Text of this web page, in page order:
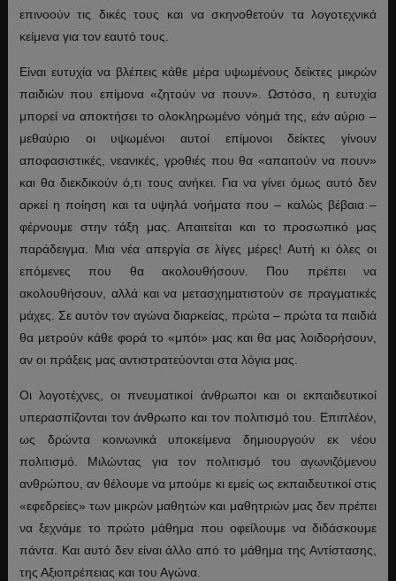
επινοούν τις δικές τους και να σκηνοθετούν τα λογοτεχνικά
κείμενα για τον εαυτό τους.
Είναι ευτυχία να βλέπεις κάθε μέρα υψωμένους δείκτες μικρών
παιδιών που επίμονα «ζητούν να πουν». Ωστόσο, η ευτυχία
μπορεί να αποκτήσει το ολοκληρωμένο νόημά της, εάν αύριο –
μεθαύριο οι υψωμένοι αυτοί επίμονοι δείκτες γίνουν
αποφασιστικές, νεανικές, γροθιές που θα «απαιτούν να πουν»
και θα διεκδικούν ό,τι τους ανήκει. Για να γίνει όμως αυτό δεν
αρκεί η ποίηση και τα υψηλά νοήματα που – καλώς βέβαια –
φέρνουμε στην τάξη μας. Απαιτείται και το προσωπικό μας
παράδειγμα. Μια νέα απεργία σε λίγες μέρες! Αυτή κι όλες οι
επόμενες που θα ακολουθήσουν. Που πρέπει να
ακολουθήσουν, αλλά και να μετασχηματιστούν σε πραγματικές
μάχες. Σε αυτόν τον αγώνα διαρκείας, πρώτα – πρώτα τα παιδιά
θα μετρούν κάθε φορά το «μπόι» μας και θα μας λοιδορήσουν,
αν οι πράξεις μας αντιστρατεύονται στα λόγια μας.
Οι λογοτέχνες, οι πνευματικοί άνθρωποι και οι εκπαιδευτικοί
υπερασπίζονται τον άνθρωπο και τον πολιτισμό του. Επιπλέον,
ως δρώντα κοινωνικά υποκείμενα δημιουργούν εκ νέου
πολιτισμό. Μιλώντας για τον πολιτισμό του αγωνιζόμενου
ανθρώπου, αν θέλουμε να μπούμε κι εμείς ως εκπαιδευτικοί στις
«εφεδρείες» των μικρών μαθητών και μαθητριών μας δεν πρέπει
να ξεχνάμε το πρώτο μάθημα που οφείλουμε να διδάσκουμε
πάντα. Και αυτό δεν είναι άλλο από το μάθημα της Αντίστασης,
της Αξιοπρέπειας και του Αγώνα.